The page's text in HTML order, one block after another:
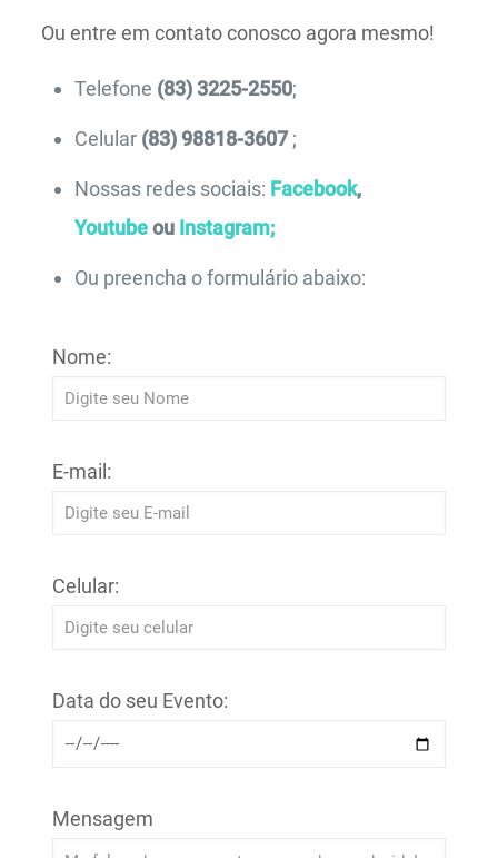
Ou entre em contato conosco agora mesmo!
Telefone (83) 3225-2550;
Celular (83) 98818-3607 ;
Nossas redes sociais: Facebook,
Youtubeou Instagram;
Ou preencha o formulário abaixo:
Nome:
E-mail:
Celular:
Data do seu Evento:
Mensagem